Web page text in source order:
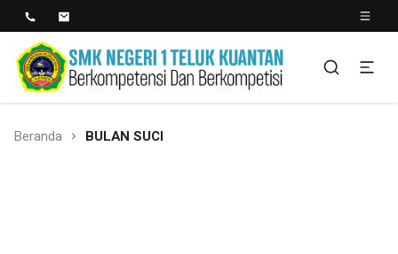
SMK NEGERI 1 TELUK
KUANTAN
Berkopetensi Dan Berkompetisi
Beranda BULAN SUCI